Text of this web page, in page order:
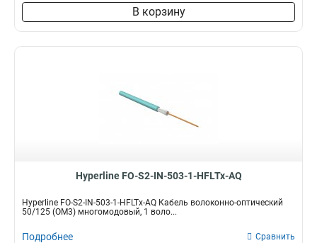
В корзину
Hyperline FO-S2-IN-503-1-HFLTx-AQ
Hyperline FO-S2-IN-503-1-HFLTx-AQ Кабель волоконно-оптический
50/125 (OM3) многомодовый, 1 воло...
Подробнее Сравнить